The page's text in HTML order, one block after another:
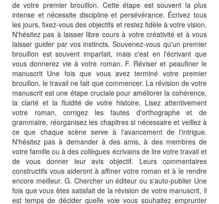
de votre premier brouillon. Cette étape est souvent la plus
intense et nécessite discipline et persévérance. Écrivez tous
les jours, fixez-vous des objectifs et restez fidèle à votre vision.
N'hésitez pas à laisser libre cours à votre créativité et à vous
laisser guider par vos instincts. Souvenez-vous qu'un premier
brouillon est souvent imparfait, mais c'est en l'écrivant que
vous donnerez vie à votre roman. F. Réviser et peaufiner le
manuscrit Une fois que vous avez terminé votre premier
brouillon, le travail ne fait que commencer. La révision de votre
manuscrit est une étape cruciale pour améliorer la cohérence,
la clarté et la fluidité de votre histoire. Lisez attentivement
votre roman, corrigez les fautes d'orthographe et de
grammaire, réorganisez les chapitres si nécessaire et veillez à
ce que chaque scène serve à l'avancement de l'intrigue.
N'hésitez pas à demander à des amis, à des membres de
votre famille ou à des collègues écrivains de lire votre travail et
de vous donner leur avis objectif. Leurs commentaires
constructifs vous aideront à affiner votre roman et à le rendre
encore meilleur. G. Chercher un éditeur ou s'auto-publier Une
fois que vous êtes satisfait de la révision de votre manuscrit, il
est temps de décider quelle voie vous souhaitez emprunter